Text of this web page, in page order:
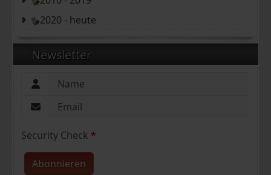
2020 - heute
Newsletter
Security Check *
Abonnieren